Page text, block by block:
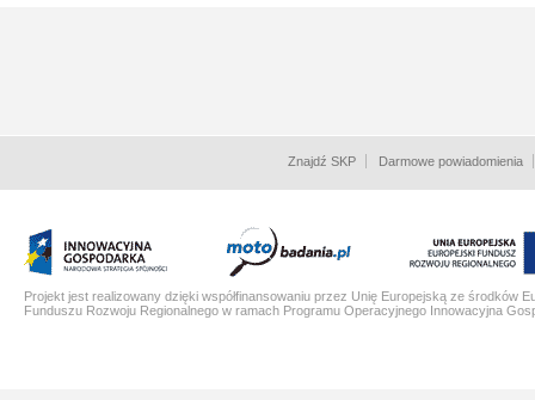
Znajdź SKP Darmowe powiadomienia
Projekt jest realizowany dzięki współfinansowaniu przez Unię Europejską ze środków
Funduszu Rozwoju Regionalnego w ramach Programu Operacyjnego Innowacyjna